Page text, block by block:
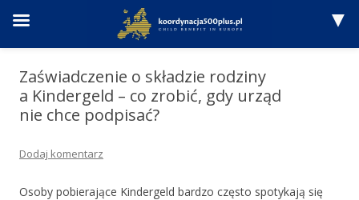
Przejdź
treści
Zaświadczenie o składzie rodziny
a Kindergeld – co zrobić, gdy urząd
nie chce podpisać?
Dodaj komentarz
Osoby pobierające Kindergeld bardzo często spotykają się